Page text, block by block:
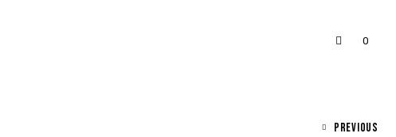
0
PREVIOUS